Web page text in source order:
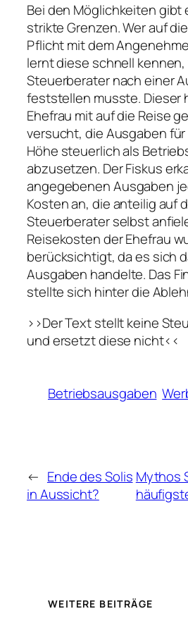
Bei den Möglichkeiten gibt
strikte Grenzen. Wer auf
Pflicht mit dem
lernt diese schnell
Steuerberater nach einer
feststellen musste. Dieser
Ehefrau mit auf die Reise
versucht, die Ausgaben für
Höhe steuerlich als
abzusetzen. Der Fiskus
angegebenen Ausgaben
Kosten an, die anteilig auf
Steuerberater selbst
Reisekosten der Ehefrau
berücksichtigt, da es sich
Ausgaben handelte. Das
stellte sich hinter die
>>Der Text stellt keine
und ersetzt diese nicht<<
Betriebsausgaben
← Ende des Solis
in Aussicht?
Mythos
WEITERE BEITRÄGE